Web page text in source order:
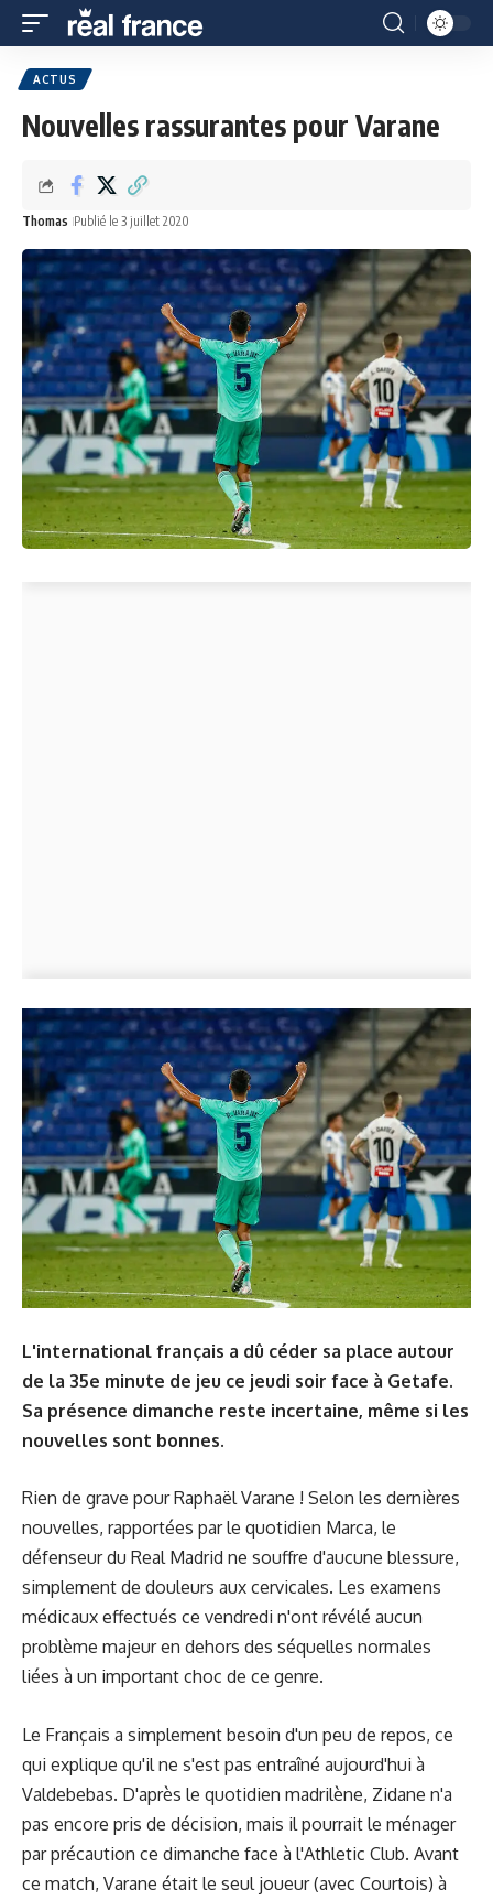
ACTUS
Nouvelles rassurantes pour Varane
Thomas Publié le 3 juillet 2020
L'international français a dû céder sa place autour
de la 35e minute de jeu ce jeudi soir face à Getafe.
Sa présence dimanche reste incertaine, même si les
nouvelles sont bonnes.
Rien de grave pour Raphaël Varane ! Selon les dernières
nouvelles, rapportées par le quotidien Marca, le
défenseur du Real Madrid ne souffre d'aucune blessure,
simplement de douleurs aux cervicales. Les examens
médicaux effectués ce vendredi n'ont révélé aucun
problème majeur en dehors des séquelles normales
liées à un important choc de ce genre.
Le Français a simplement besoin d'un peu de repos, ce
qui explique qu'il ne s'est pas entraîné aujourd'hui à
Valdebebas. D'après le quotidien madrilène, Zidane n'a
pas encore pris de décision, mais il pourrait le ménager
par précaution ce dimanche face à l'Athletic Club. Avant
ce match, Varane était le seul joueur (avec Courtois) à